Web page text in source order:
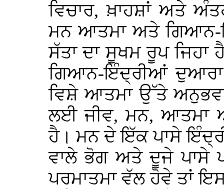
ਵਿਚਾਰ, ਖ਼ਾਹਸ਼ਾਂ ਅਤੇ
ਮਨ ਆਤਮਾ ਅਤੇ ਗਿਆਨ-
ਸੱਤਾ ਦਾ ਸੂਖਮ ਰੂਪ ਜਿਹਾ
ਗਿਆਨ-ਇੰਦ੍ਰੀਆਂ ਦੁਆਰਾ
ਵਿਸ਼ੇ ਆਤਮਾ ਉੱਤੇ
ਲਈ ਜੀਵ, ਮਨ, ਆਤਮਾ
ਹੈ। ਮਨ ਦੇ ਇੱਕ ਪਾਸੇ
ਵਾਲੇ ਭੋਗ ਅਤੇ ਦੂਜੇ ਪਾਸੇ
ਪਰਮਾਤਮਾ ਵੱਲ ਹੋਵੇ ਤਾਂ